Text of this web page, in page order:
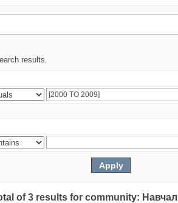
results.
of 3 results for community: